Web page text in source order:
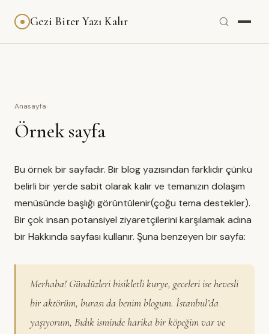
Gezi Biter Yazı Kalır
Anasayfa›
Örnek sayfa
Bu örnek bir sayfadır. Bir blog yazısından farklıdır çünkü
belirli bir yerde sabit olarak kalır ve temanızın dolaşım
menüsünde başlığı görüntülenir(çoğu tema destekler).
Bir çok insan potansiyel ziyaretçilerini karşılamak adına
bir Hakkında sayfası kullanır. Şuna benzeyen bir sayfa:
Merhaba! Gündüzleri bisikletli kurye, geceleri ise hevesli
bir aktörüm, burası da benim blogum. İstanbul’da
yaşıyorum, Bıdık isminde harika bir köpeğim var ve